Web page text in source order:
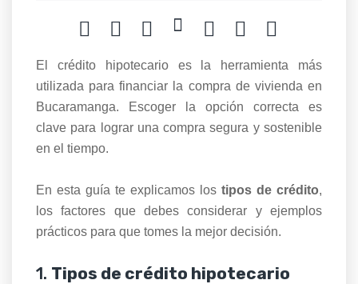
El crédito hipotecario es la herramienta más
utilizada para financiar la compra de vivienda en
Bucaramanga. Escoger la opción correcta es
clave para lograr una compra segura y sostenible
en el tiempo.
En esta guía te explicamos los tipos de crédito,
los factores que debes considerar y ejemplos
prácticos para que tomes la mejor decisión.
1. Tipos de crédito hipotecario